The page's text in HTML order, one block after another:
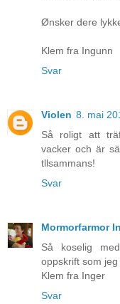
Ønsker dere
Klem fra Ingunn
Svar
Violen 8. mai
Så roligt att
vacker och är
tllsammans!
Svar
Mormorfarmor
Så koselig
oppskrift som
Klem fra Inger
Svar